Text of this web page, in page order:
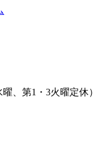
、第1・3火曜定休）